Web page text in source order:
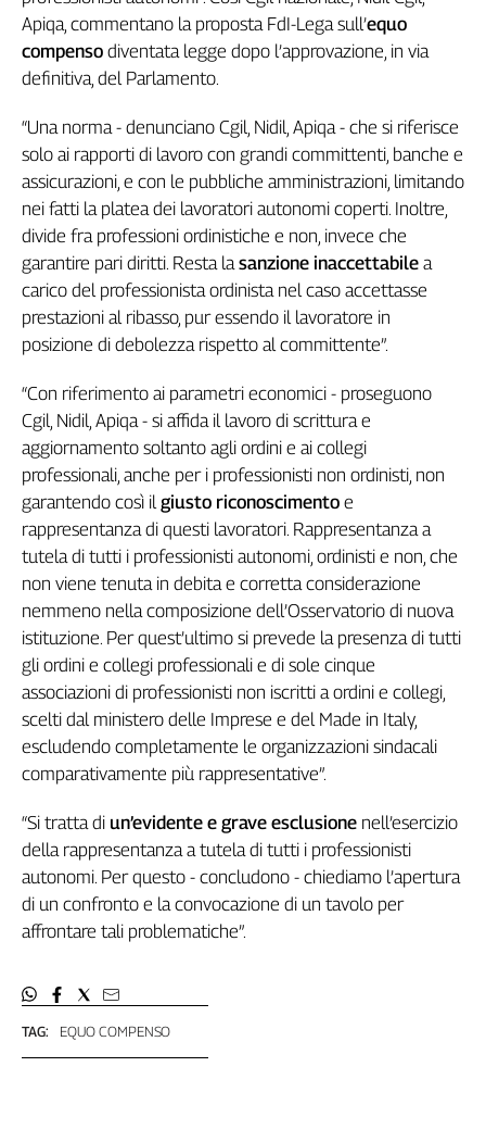
Spi
Inca
Caaf
Genova,
il
sangue
della
ragione
120
anni
Cgil
Collettiva
Collettiva
Play
Rubriche
Collettiva
Talk
La
settimana
Collettiva
Girasoli
Il
Sassolino
Linea
It
Easy
Inserti
Diffusa
trasmissioni
tv
TAG: EQUO COMPENSO
Apiqa, commentano la proposta FdI-Lega sull’equo
compenso diventata legge dopo l’approvazione, in via
definitiva, del Parlamento.
“Una norma - denunciano Cgil, Nidil, Apiqa - che si riferisce
solo ai rapporti di lavoro con grandi committenti, banche e
assicurazioni, e con le pubbliche amministrazioni, limitando
nei fatti la platea dei lavoratori autonomi coperti. Inoltre,
divide fra professioni ordinistiche e non, invece che
garantire pari diritti. Resta lasanzione inaccettabile a
carico del professionista ordinista nel caso accettasse
prestazioni al ribasso, pur essendo il lavoratore in
posizione di debolezza rispetto al committente”.
“Con riferimento ai parametri economici - proseguono
Cgil, Nidil, Apiqa - si affida il lavoro di scrittura e
aggiornamento soltanto agli ordini e ai collegi
professionali, anche per i professionisti non ordinisti, non
garantendo così ilgiusto riconoscimento e
rappresentanza di questi lavoratori. Rappresentanza a
tutela di tutti i professionisti autonomi, ordinisti e non, che
non viene tenuta in debita e corretta considerazione
nemmeno nella composizione dell’Osservatorio di nuova
istituzione. Per quest’ultimo si prevede la presenza di tutti
gli ordini e collegi professionali e di sole cinque
associazioni di professionisti non iscritti a ordini e collegi,
scelti dal ministero delle Imprese e del Made in Italy,
escludendo completamente le organizzazioni sindacali
comparativamente più rappresentative”.
“Si tratta di un’evidente e grave esclusione nell’esercizio
della rappresentanza a tutela di tutti i professionisti
autonomi. Per questo - concludono - chiediamo l’apertura
di un confronto e la convocazione di un tavolo per
affrontare tali problematiche”.